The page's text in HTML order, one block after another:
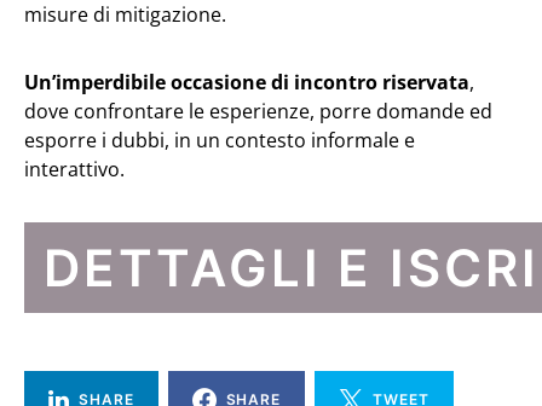
misure di mitigazione.
Un’imperdibile occasione di incontro riservata,
dove confrontare le esperienze, porre domande ed
esporre i dubbi, in un contesto informale e
interattivo.
DETTAGLI E
SHARE SHARE TWEET